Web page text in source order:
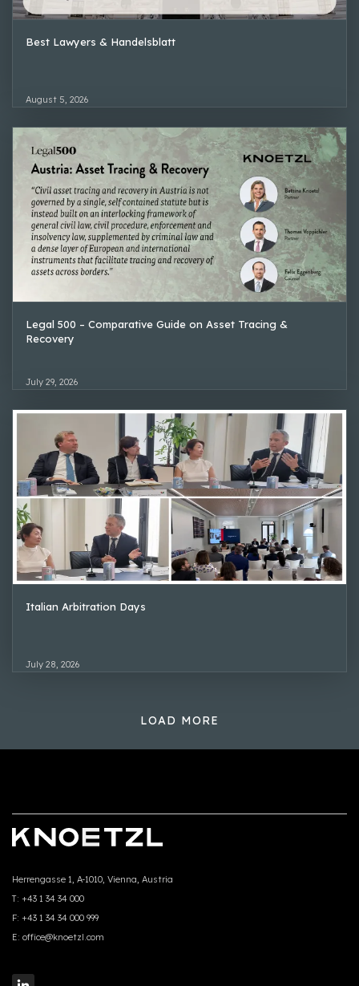
Best Lawyers & Handelsblatt
August 5, 2026
Legal 500 – Comparative Guide on Asset Tracing &
Recovery
July 29, 2026
Italian Arbitration Days
July 28, 2026
LOAD MORE
Herrengasse 1, A-1010, Vienna, Austria
T: +43 1 34 34 000
F: +43 1 34 34 000 999
E: office@knoetzl.com